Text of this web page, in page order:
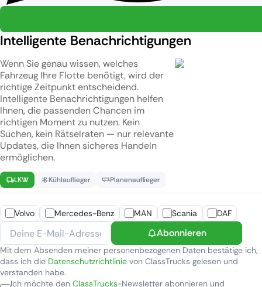
Intelligente Benachrichtigungen
Wenn Sie genau wissen, welches
Fahrzeug Ihre Flotte benötigt, wird der
richtige Zeitpunkt entscheidend.
Intelligente Benachrichtigungen helfen
Ihnen, die passenden Chancen im
richtigen Moment zu nutzen. Kein
Suchen, kein Rätselraten — nur relevante
Updates, die Ihnen sicheres Handeln
ermöglichen.
LKW Kühlauflieger Planenauflieger
Volvo Mercedes-Benz MAN Scania DAF
Abonnieren
Mit dem Absenden meiner personenbezogenen Daten bestätige ich,
dass ich die Datenschutzrichtlinie von ClassTrucks gelesen und
verstanden habe.
Ich möchte den ClassTrucks-Newsletter abonnieren und